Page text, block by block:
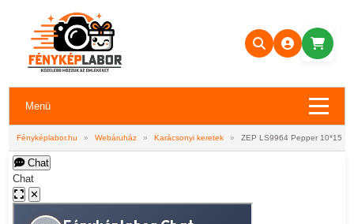
Menü
Fényképlabor.hu » Webáruház » Karácsonyi keretek » ZEP LS9964 Pepper 10*15
Chat
Chat
✕